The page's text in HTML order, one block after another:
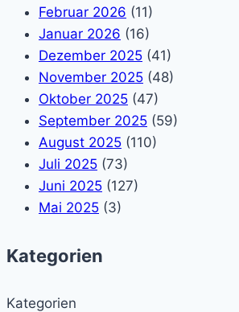
Februar 2026 (11)
Januar 2026 (16)
Dezember 2025 (41)
November 2025 (48)
Oktober 2025 (47)
September 2025 (59)
August 2025 (110)
Juli 2025 (73)
Juni 2025 (127)
Mai 2025 (3)
Kategorien
Kategorien